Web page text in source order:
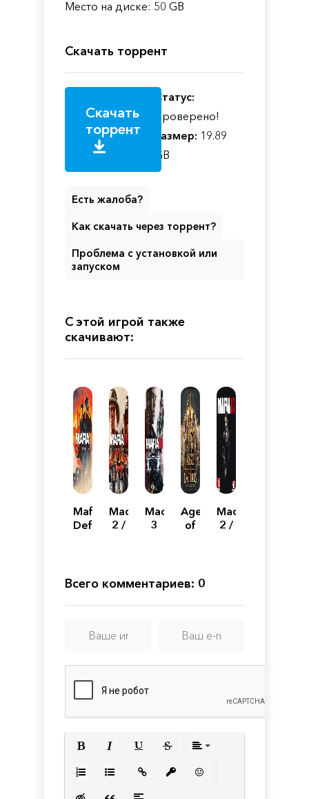
Место на диске: 50 GB
Скачать торрент
Скачать
торрент
Статус:
Проверено!
Размер: 19.89
GB
Есть жалоба?
Как скачать через торрент?
Проблема с установкой или
запуском
С этой игрой также
скачивают:
Mafia:
Definitive
Мафия
2 /
Edition
Мафия
3
Age
of
Мафия
2 /
Всего комментариев: 0